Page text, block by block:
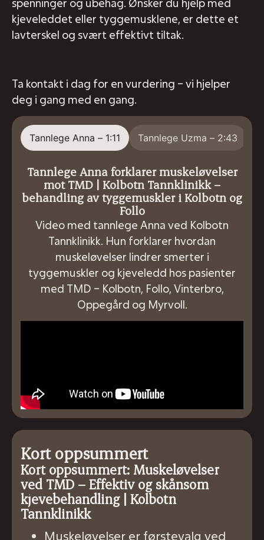
spenninger og ubehag. Ønsker du hjelp med
kjeveleddet eller tyggemusklene, er dette et
lavterskel og svært effektivt tiltak.
Ta kontakt i dag for en vurdering – vi hjelper
deg i gang med en gang.
Tannlege Anna – 1:11 Tannlege Uzma – 2:43
Tannlege Anna forklarer muskeløvelser
mot TMD | Kolbotn Tannklinikk –
behandling av tyggemuskler i Kolbotn og
Follo
Video med tannlege Anna ved Kolbotn
Tannklinikk. Hun forklarer hvordan
muskeløvelser lindrer smerter i
tyggemuskler og kjeveledd hos pasienter
med TMD – Kolbotn, Follo, Vinterbro,
Oppegård og Myrvoll.
Kort oppsummert
Kort oppsummert: Muskeløvelser
ved TMD – Effektiv og skånsom
kjevebehandling | Kolbotn
Tannklinikk
Muskeløvelser er førstevalg ved